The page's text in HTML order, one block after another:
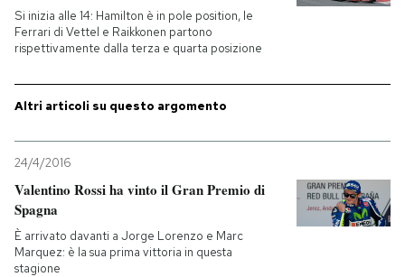
Cultura
Economia
Sport
Altrecose
Mondiali calcio 2026
PODCAST
NEWSLETTER
Si inizia alle 14: Hamilton è in pole position, le
Ferrari di Vettel e Raikkonen partono
rispettivamente dalla terza e quarta posizione
Altri articoli su questo argomento
24/4/2016
Valentino Rossi ha vinto il Gran Premio di
Spagna
È arrivato davanti a Jorge Lorenzo e Marc
Marquez: è la sua prima vittoria in questa
stagione